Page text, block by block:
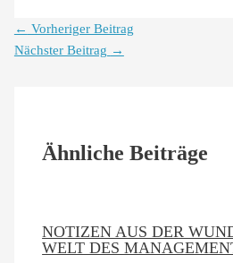
← Vorheriger Beitrag
Nächster Beitrag →
Ähnliche Beiträge
NOTIZEN AUS DER
WELT DES